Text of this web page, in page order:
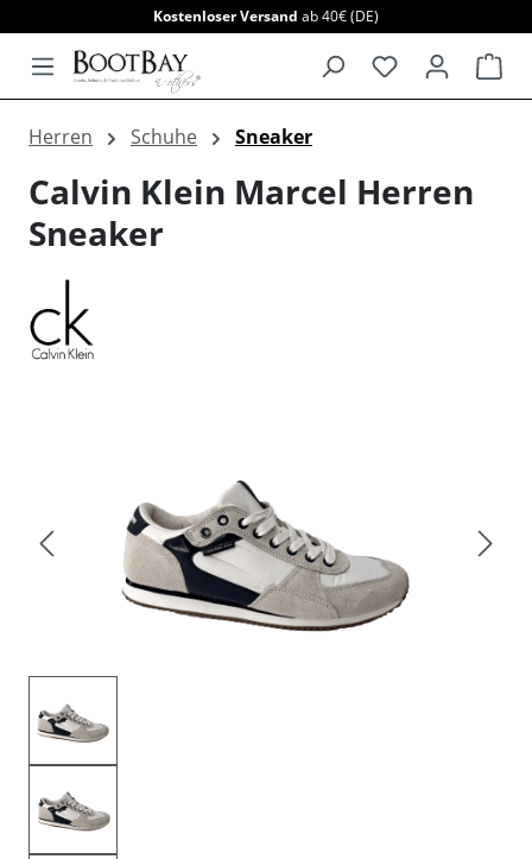
Kostenloser Versand ab 40€ (DE)
Herren Schuhe Sneaker
Calvin Klein Marcel Herren
Sneaker